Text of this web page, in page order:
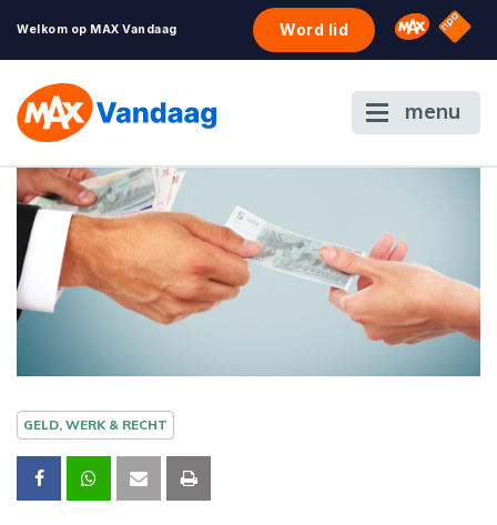
Welkom op MAX Vandaag Word lid Omroep
NPO
menu
GELD, WERK & RECHT